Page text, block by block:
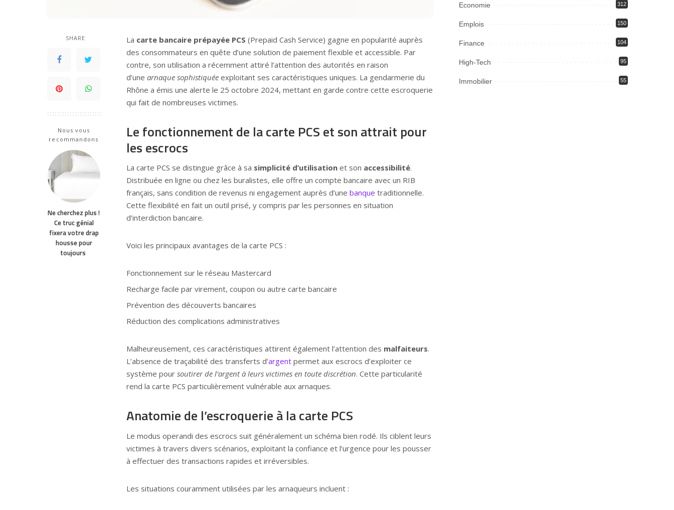
SHARE
Nous vous
recommandons
Ne cherchez plus !
Ce truc génial
fixera votre drap
housse pour
toujours
La carte bancaire prépayée PCS (Prepaid Cash Service) gagne en popularité auprès
des consommateurs en quête d’une solution de paiement flexible et accessible. Par
contre, son utilisation a récemment attiré l’attention des autorités en raison
d’une arnaque sophistiquée exploitant ses caractéristiques uniques. La gendarmerie du
Rhône a émis une alerte le 25 octobre 2024, mettant en garde contre cette escroquerie
qui fait de nombreuses victimes.
Le fonctionnement de la carte PCS et son attrait pour
les escrocs
La carte PCS se distingue grâce à sa simplicité d’utilisation et son accessibilité.
Distribuée en ligne ou chez les buralistes, elle offre un compte bancaire avec un RIB
français, sans condition de revenus ni engagement auprès d’une banque traditionnelle.
Cette flexibilité en fait un outil prisé, y compris par les personnes en situation
d’interdiction bancaire.
Voici les principaux avantages de la carte PCS :
Fonctionnement sur le réseau Mastercard
Recharge facile par virement, coupon ou autre carte bancaire
Prévention des découverts bancaires
Réduction des complications administratives
Malheureusement, ces caractéristiques attirent également l’attention des malfaiteurs.
L’absence de traçabilité des transferts d’argent permet aux escrocs d’exploiter ce
système pour soutirer de l’argent à leurs victimes en toute discrétion. Cette particularité
rend la carte PCS particulièrement vulnérable aux arnaques.
Anatomie de l’escroquerie à la carte PCS
Le modus operandi des escrocs suit généralement un schéma bien rodé. Ils ciblent leurs
victimes à travers divers scénarios, exploitant la confiance et l’urgence pour les pousser
à effectuer des transactions rapides et irréversibles.
Les situations couramment utilisées par les arnaqueurs incluent :
Economie 312
Emplois 150
Finance 104
High-Tech 95
Immobilier 55